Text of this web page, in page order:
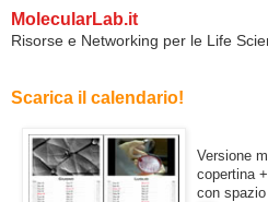
MolecularLab.it
Risorse e Networking per le Life
Scarica il calendario!
Versione
copertina
con